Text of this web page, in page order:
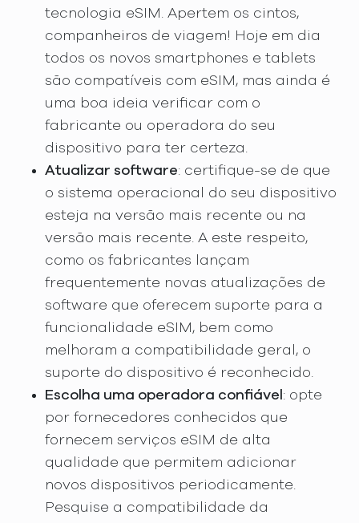
tecnologia eSIM. Apertem os cintos,
companheiros de viagem! Hoje em dia
todos os novos smartphones e tablets
são compatíveis com eSIM, mas ainda é
uma boa ideia verificar com o
fabricante ou operadora do seu
dispositivo para ter certeza.
Atualizar software: certifique-se de que
o sistema operacional do seu dispositivo
esteja na versão mais recente ou na
versão mais recente. A este respeito,
como os fabricantes lançam
frequentemente novas atualizações de
software que oferecem suporte para a
funcionalidade eSIM, bem como
melhoram a compatibilidade geral, o
suporte do dispositivo é reconhecido.
Escolha uma operadora confiável : opte
por fornecedores conhecidos que
fornecem serviços eSIM de alta
qualidade que permitem adicionar
novos dispositivos periodicamente.
Pesquise a compatibilidade da